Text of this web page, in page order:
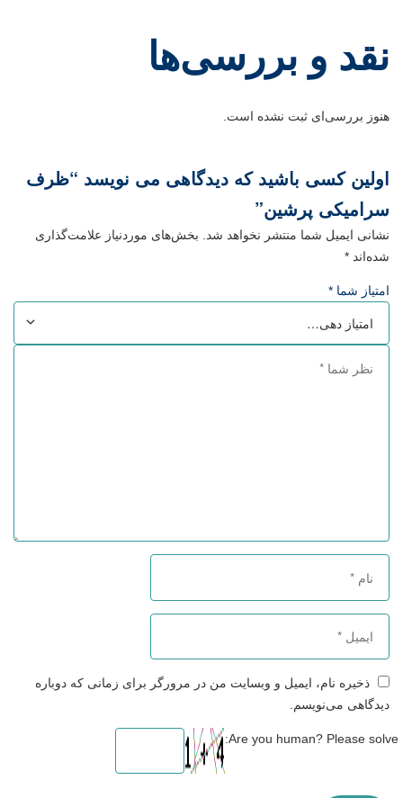
نقد و بررسی‌ها
هنوز بررسی‌ای ثبت نشده است.
اولین کسی باشید که دیدگاهی می نویسد “ظرف
سرامیکی پرشین”
نشانی ایمیل شما منتشر نخواهد شد.
بخش‌های موردنیاز علامت‌گذاری
شده‌اند *
امتیاز شما *
ذخیره نام، ایمیل و وبسایت من در مرورگر برای زمانی که دوباره
دیدگاهی می‌نویسم.
Are you human? Please solve: